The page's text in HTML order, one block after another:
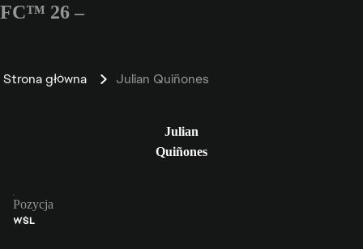
FC™ 26 –
Strona główna Julian Quiñones
Julian
Quiñones
Pozycja
WŚL